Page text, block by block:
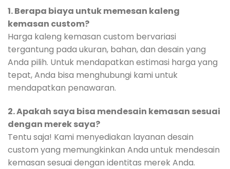
1. Berapa biaya untuk memesan kaleng
kemasan custom?
Harga kaleng kemasan custom bervariasi
tergantung pada ukuran, bahan, dan desain yang
Anda pilih. Untuk mendapatkan estimasi harga yang
tepat, Anda bisa menghubungi kami untuk
mendapatkan penawaran.
2. Apakah saya bisa mendesain kemasan sesuai
dengan merek saya?
Tentu saja! Kami menyediakan layanan desain
custom yang memungkinkan Anda untuk mendesain
kemasan sesuai dengan identitas merek Anda.